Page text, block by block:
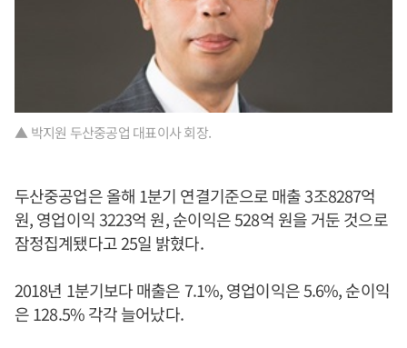
▲ 박지원 두산중공업 대표이사 회장.
두산중공업은 올해 1분기 연결기준으로 매출 3조8287억
원, 영업이익 3223억 원, 순이익은 528억 원을 거둔 것으로
잠정집계됐다고 25일 밝혔다.
2018년 1분기보다 매출은 7.1%, 영업이익은 5.6%, 순이익
은 128.5% 각각 늘어났다.